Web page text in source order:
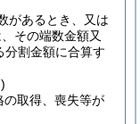
があるとき、又は
その端数金額又
分割金額に合算す
取得、喪失等が